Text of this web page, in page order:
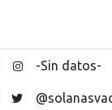
-Sin datos-